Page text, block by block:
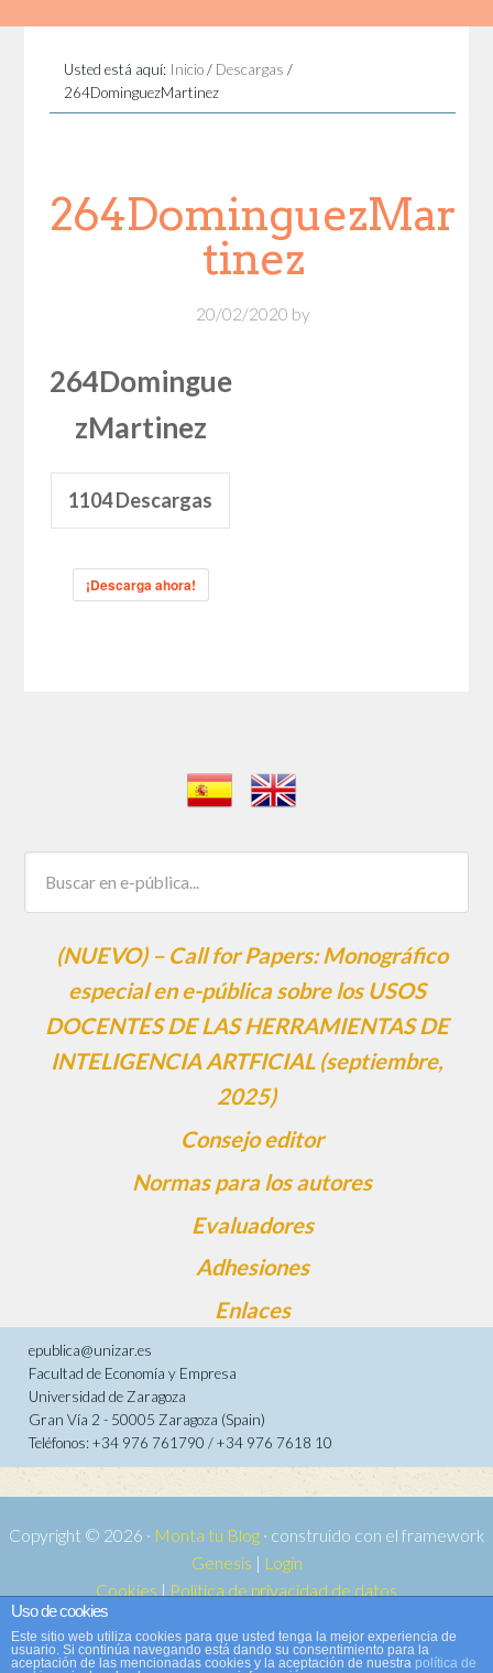
Usted está aquí: Inicio / Descargas /
264DominguezMartinez
264DominguezMar
tinez
20/02/2020 by
264Domingue
zMartinez
1104Descargas
¡Descarga ahora!
(NUEVO) – Call for Papers: Monográfico
especial en e-pública sobre los USOS
DOCENTES DE LAS HERRAMIENTAS DE
INTELIGENCIA ARTFICIAL (septiembre,
2025)
Consejo editor
Normas para los autores
Evaluadores
Adhesiones
Enlaces
epublica@unizar.es
Facultad de Economía y Empresa
Universidad de Zaragoza
Gran Vía 2 - 50005 Zaragoza (Spain)
Teléfonos: +34 976 761790 / +34 976 7618 10
Copyright © 2026 · Monta tu Blog· construido con el framework
Genesis | Login
Cookies | Política de privacidad de datos
Copyright © 2026 ·
WordPress·Acceder
Uso de cookies
Este sitio web utiliza cookies para que usted tenga la mejor experiencia de
usuario. Si continúa navegando está dando su consentimiento para la
aceptación de las mencionadas cookies y la aceptación de nuestra política de